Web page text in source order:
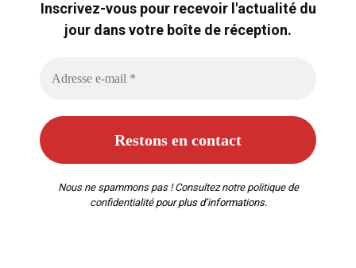
Inscrivez-vous pour recevoir l'actualité du
jour dans votre boîte de réception.
Nous ne spammons pas ! Consultez notre politique de
confidentialitépour plus d’informations.